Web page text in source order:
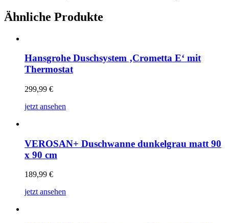
Ähnliche Produkte
Hansgrohe Duschsystem ‚Crometta E‘ mit
Thermostat
299,99 €
jetzt ansehen
VEROSAN+ Duschwanne dunkelgrau matt 90
x 90 cm
189,99 €
jetzt ansehen